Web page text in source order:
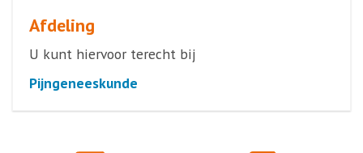
Afdeling
U kunt hiervoor terecht bij
Pijngeneeskunde